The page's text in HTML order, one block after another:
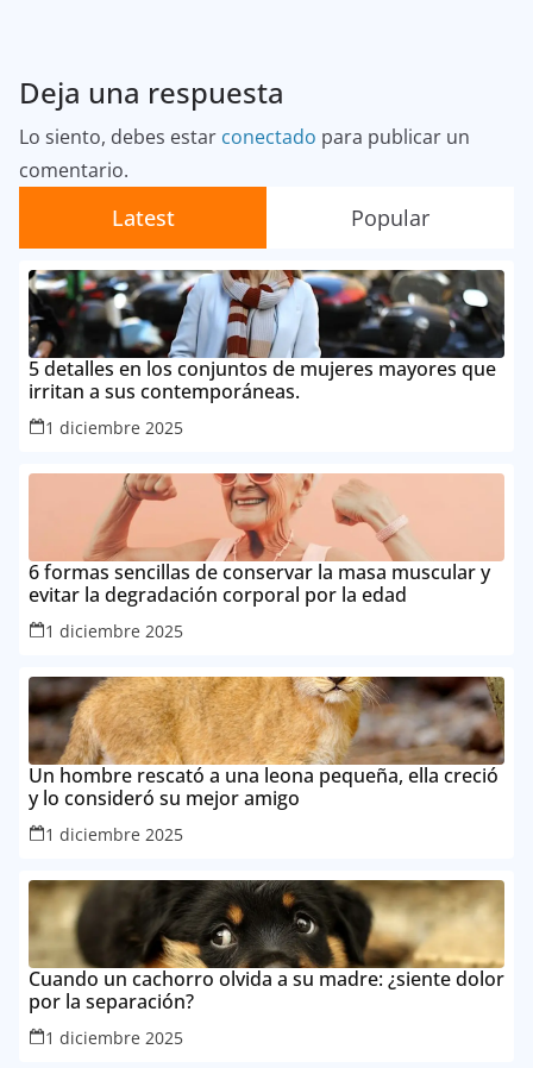
Deja una respuesta
Lo siento, debes estar conectado para publicar un
comentario.
Latest Popular
5 detalles en los conjuntos de mujeres mayores que
irritan a sus contemporáneas.
1 diciembre 2025
6 formas sencillas de conservar la masa muscular y
evitar la degradación corporal por la edad
1 diciembre 2025
Un hombre rescató a una leona pequeña, ella creció
y lo consideró su mejor amigo
1 diciembre 2025
Cuando un cachorro olvida a su madre: ¿siente dolor
por la separación?
1 diciembre 2025